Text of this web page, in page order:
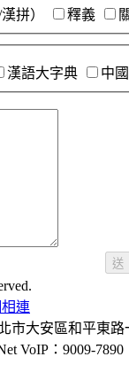
拼） 釋義
漢語大字典 中
連
市大安區和平東路
VoIP：9009-7890